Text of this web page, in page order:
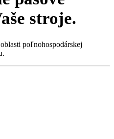
stroje.
poľnohospodárskej